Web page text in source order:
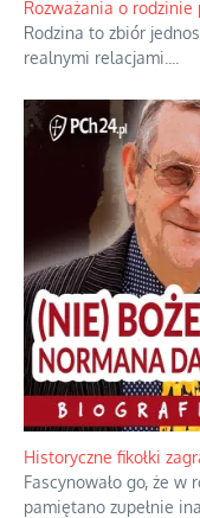
Rozważania o
Rodzina to zbiór
realnymi relacjami.
Historyczne fikołki
Fascynowało go, że
pamiętano zupełnie